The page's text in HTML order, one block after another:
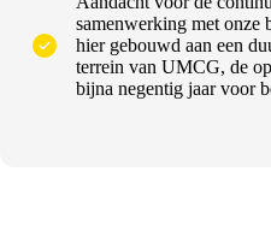
samenwerking met onze
hier gebouwd aan een
terrein van UMCG, de
bijna negentig jaar voor